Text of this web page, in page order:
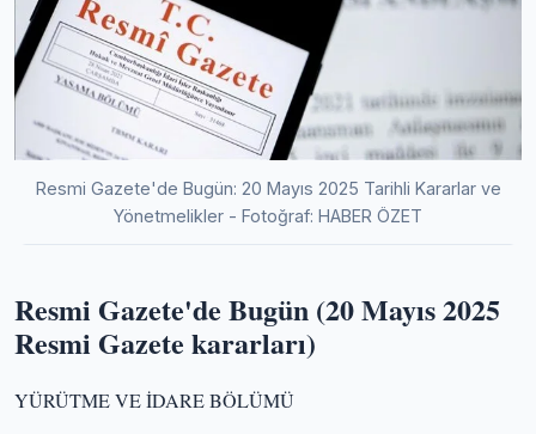
Resmi Gazete'de Bugün: 20 Mayıs 2025 Tarihli Kararlar ve
Yönetmelikler - Fotoğraf: HABER ÖZET
Resmi Gazete'de Bugün (20 Mayıs 2025
Resmi Gazete kararları)
YÜRÜTME VE İDARE BÖLÜMÜ